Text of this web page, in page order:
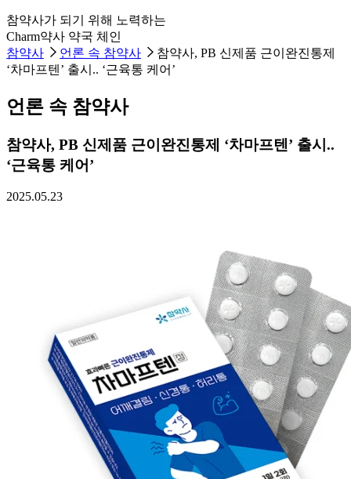
참약사가 되기 위해 노력하는
Charm약사 약국 체인
참약사
언론 속 참약사
참약사, PB 신제품 근이완진통제
‘차마프텐’ 출시.. ‘근육통 케어’
언론 속 참약사
참약사, PB 신제품 근이완진통제 ‘차마프텐’ 출시..
‘근육통 케어’
2025.05.23